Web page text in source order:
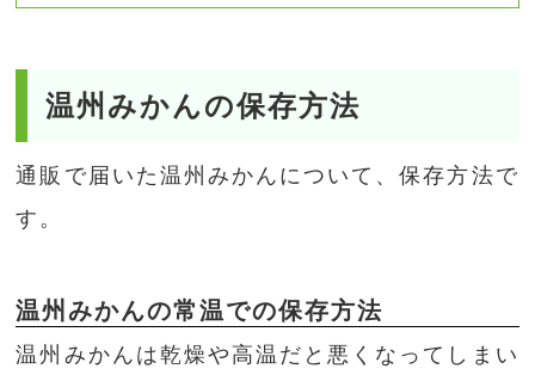
温州みかんの保存方法
通販で届いた温州みかんについて、保存方法で
す。
温州みかんの常温での保存方法
温州みかんは乾燥や高温だと悪くなってしまい